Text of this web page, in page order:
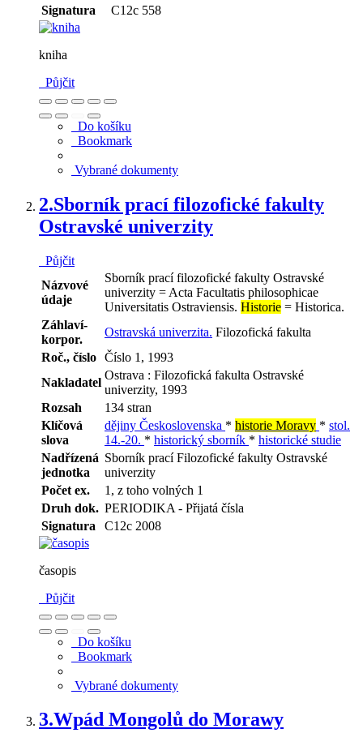
Signatura
C12c 558
kniha
Půjčit
Do košíku
Bookmark
Vybrané dokumenty
2.Sborník prací filozofické fakulty
Ostravské univerzity
Půjčit
Názvové
údaje
Sborník prací filozofické fakulty Ostravské
univerzity = Acta Facultatis philosophicae
Universitatis Ostraviensis. Historie = Historica.
Záhlaví-
korpor.
Ostravská univerzita. Filozofická fakulta
Roč., číslo Číslo 1, 1993
Nakladatel
Ostrava : Filozofická fakulta Ostravské
univerzity, 1993
Rozsah
134 stran
Klíčová
slova
dějiny Československa * historie Moravy * stol.
14.-20. * historický sborník * historické studie
Nadřízená
jednotka
Sborník prací Filozofické fakulty Ostravské
univerzity
Počet ex.
1, z toho volných 1
Druh dok. PERIODIKA - Přijatá čísla
Signatura
C12c 2008
časopis
Půjčit
Do košíku
Bookmark
Vybrané dokumenty
3.Wpád Mongolů do Morawy